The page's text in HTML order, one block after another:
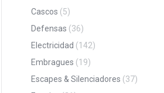
Cascos (5)
Defensas (36)
Electricidad (142)
Embragues (19)
Escapes & Silenciadores (37)